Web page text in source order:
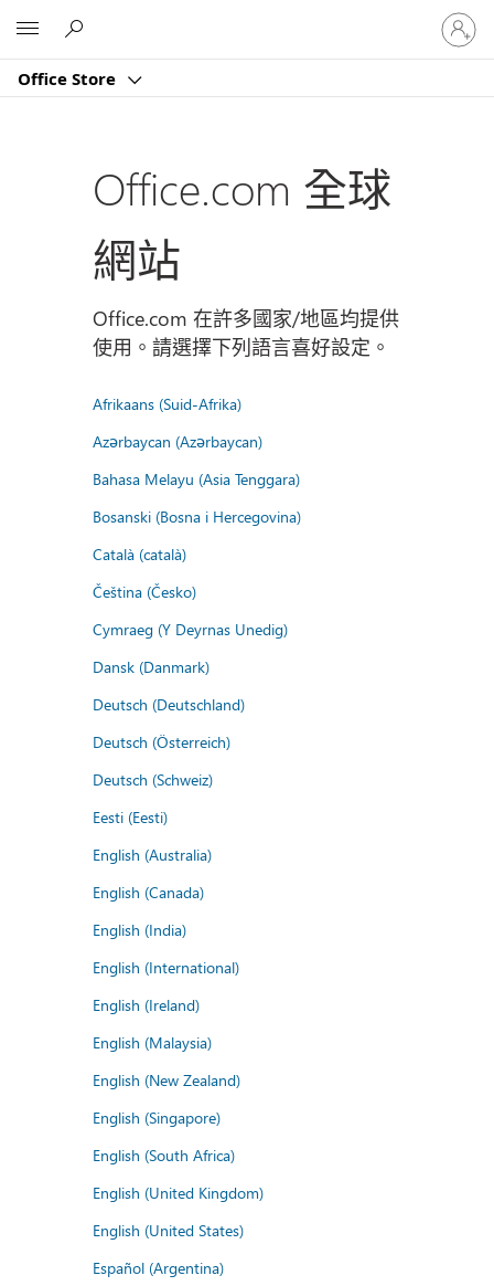
Office Store
登
入
您
Office.com 全球
網站
Office.com 在許多國家/地區均提供
使用。請選擇下列語言喜好設定。
Afrikaans (Suid-Afrika)
Azərbaycan (Azərbaycan)
Bahasa Melayu (Asia Tenggara)
Bosanski (Bosna i Hercegovina)
Català (català)
Čeština (Česko)
Cymraeg (Y Deyrnas Unedig)
Dansk (Danmark)
Deutsch (Deutschland)
Deutsch (Österreich)
Deutsch (Schweiz)
Eesti (Eesti)
English (Australia)
English (Canada)
English (India)
English (International)
English (Ireland)
English (Malaysia)
English (New Zealand)
English (Singapore)
English (South Africa)
English (United Kingdom)
English (United States)
Español (Argentina)